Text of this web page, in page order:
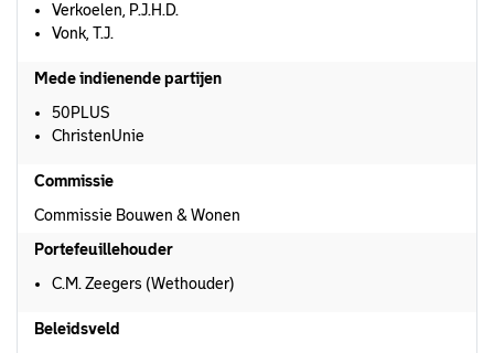
Verkoelen, P.J.H.D.
Vonk, T.J.
Mede indienende partijen
50PLUS
ChristenUnie
Commissie
Commissie Bouwen & Wonen
Portefeuillehouder
C.M. Zeegers (Wethouder)
Beleidsveld